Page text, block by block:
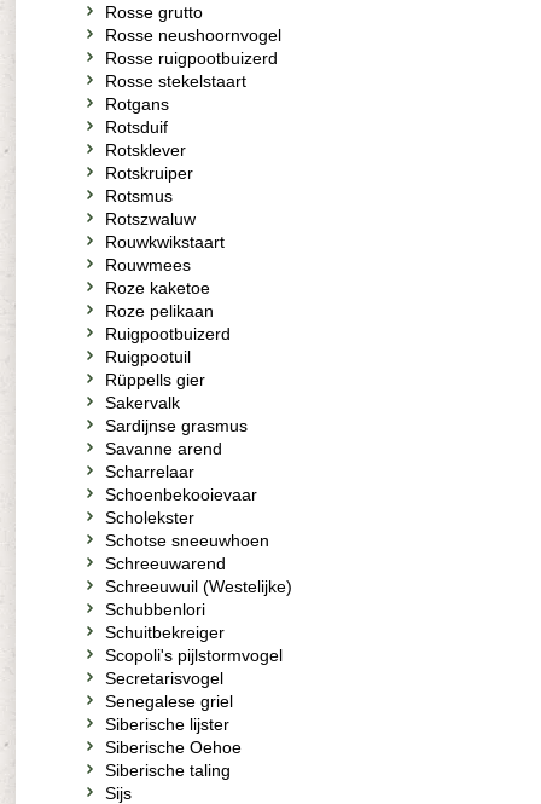
Rosse grutto
Rosse neushoornvogel
Rosse ruigpootbuizerd
Rosse stekelstaart
Rotgans
Rotsduif
Rotsklever
Rotskruiper
Rotsmus
Rotszwaluw
Rouwkwikstaart
Rouwmees
Roze kaketoe
Roze pelikaan
Ruigpootbuizerd
Ruigpootuil
Rüppells gier
Sakervalk
Sardijnse grasmus
Savanne arend
Scharrelaar
Schoenbekooievaar
Scholekster
Schotse sneeuwhoen
Schreeuwarend
Schreeuwuil (Westelijke)
Schubbenlori
Schuitbekreiger
Scopoli's pijlstormvogel
Secretarisvogel
Senegalese griel
Siberische lijster
Siberische Oehoe
Siberische taling
Sijs